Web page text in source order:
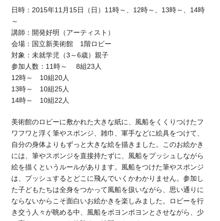
日時：2015年11月15日（日）11時～、12時～、13時～、14時
～
講師：開発好明（アーティスト）
会場：国立新美術館 1階ロビー
対象：未就学児（3～6歳）親子
参加人数：11時～ 8組23人
12時～ 10組20人
13時～ 10組25人
14時～ 10組22人
美術館のロビーに敷かれた大きな紙に、風船をくくりつけたフ
ワフワと浮く筆やスポンジ、雑巾、軍手などに絵具をつけて、
自分の身体よりもずっと大きな絵を描きました。このお絵かき
には、筆やスポンジを直接持たずに、風船をプッシュしながら
絵を描くというルールがあります。風船をつけた筆やスポンジ
は、プッシュするとどこに飛んでいくかわかりません。参加し
た子どもたちは全身をつかって風船を扱いながら、思い通りに
ならないからこそ面白いお絵かきを楽しみました。ロビーを行
き交う人々が眺める中、風船をポヨンポヨンとさせながら、少